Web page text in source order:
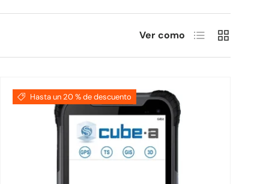
Ver como Lista Cuadrícula
Hasta un 20 % de descuento